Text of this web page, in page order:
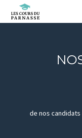
de nos